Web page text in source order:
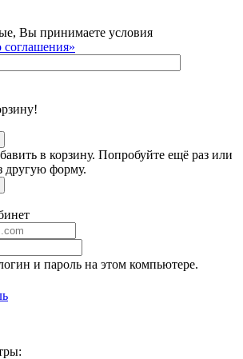
Вы принимаете условия
соглашения»
в корзину. Попробуйте ещё раз или
другую форму.
и пароль на этом компьютере.